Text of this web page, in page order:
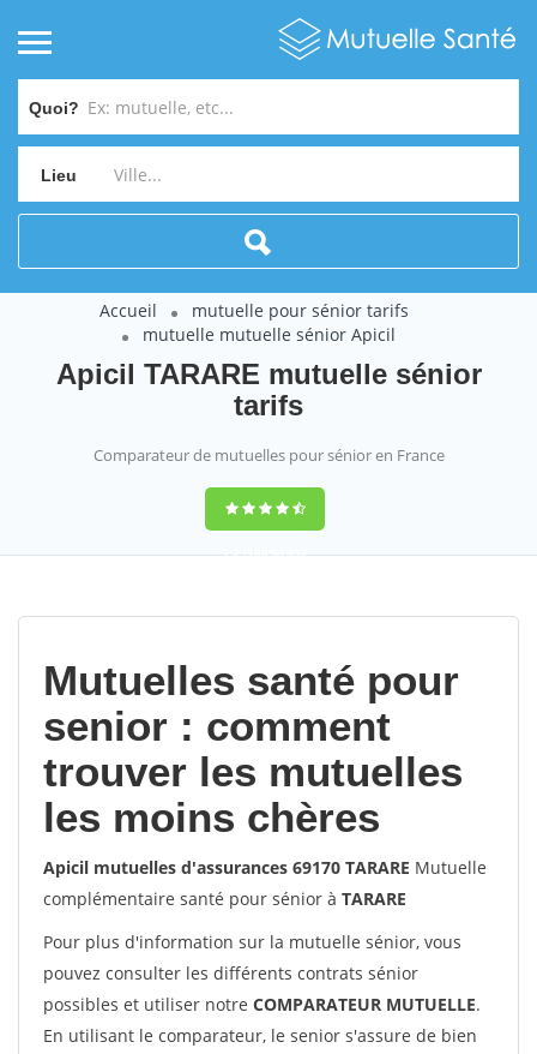
Quoi?
Lieu
Accueil
mutuelle pour sénior tarifs
mutuelle mutuelle sénior Apicil
Apicil TARARE mutuelle sénior
tarifs
Comparateur de mutuelles pour sénior en France
9,2(100%)452
Mutuelles santé pour
senior : comment
trouver les mutuelles
les moins chères
Apicil mutuelles d'assurances 69170 TARARE Mutuelle
complémentaire santé pour sénior à TARARE
Pour plus d'information sur la mutuelle sénior, vous
pouvez consulter les différents contrats sénior
possibles et utiliser notre COMPARATEUR MUTUELLE.
En utilisant le comparateur, le senior s'assure de bien